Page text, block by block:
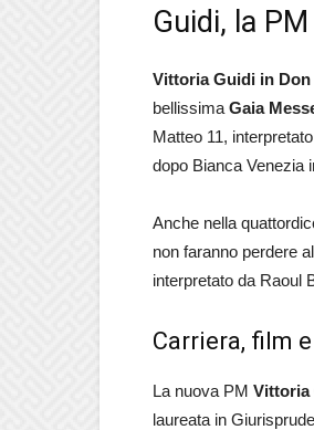
Guidi, la
Vittoria Guidi in Don
bellissima Gaia
Matteo 11,
dopo Bianca Venezia
Anche nella
non faranno perdere
interpretato da Raoul
Carriera, film
La nuova PM Vittoria
laureata in